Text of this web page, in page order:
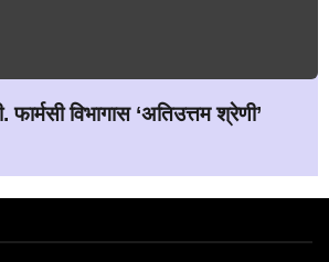
फार्मसी विभागास ‘अतिउत्तम श्रेणी’